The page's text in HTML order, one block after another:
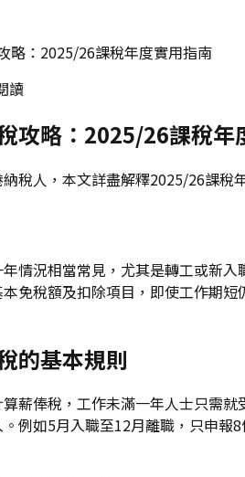
略：2025/26課稅年度實用指南
讀
攻略：2025/26課稅年
稅人，本文詳盡解釋2025/26課
情況相當常見，尤其是轉工或新
免稅額及扣除項目，即使工作期
的基本規則
薪俸稅，工作未滿一年人士只需
例如5月入職至12月離職，只申